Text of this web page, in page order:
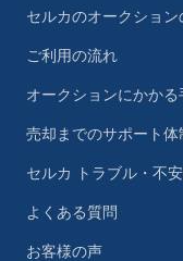
セルカのオークション
ご利用の流れ
オークションにかかる
売却までのサポート体
セルカ トラブル・不
よくある質問
お客様の声